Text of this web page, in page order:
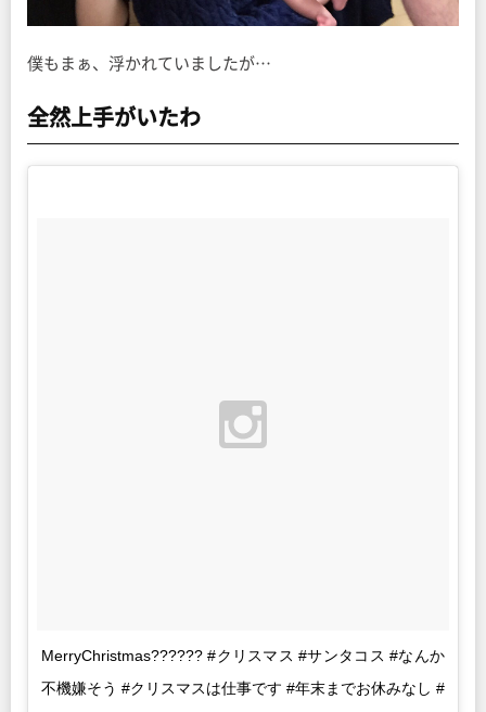
僕もまぁ、浮かれていましたが…
全然上手がいたわ
MerryChristmas?????? #クリスマス #サンタコス #なんか
不機嫌そう #クリスマスは仕事です #年末までお休みなし #